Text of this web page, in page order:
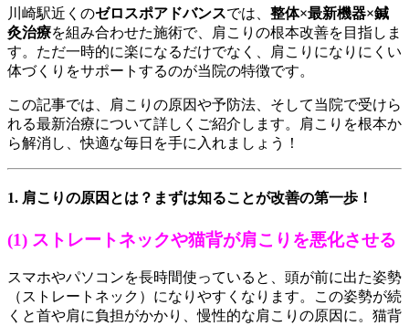
川崎駅近くのゼロスポアドバンスでは、 整体×最新機器×鍼
灸治療を組み合わせた施術で、肩こりの根本改善を目指しま
す。ただ一時的に楽になるだけでなく、肩こりになりにくい
体づくりをサポートするのが当院の特徴です。
この記事では、肩こりの原因や予防法、そして当院で受けら
れる最新治療について詳しくご紹介します。肩こりを根本か
ら解消し、快適な毎日を手に入れましょう！
1. 肩こりの原因とは？まずは知ることが改善の第一歩！
(1) ストレートネックや猫背が肩こりを悪化させる
スマホやパソコンを長時間使っていると、頭が前に出た姿勢
（ストレートネック）になりやすくなります。この姿勢が続
くと首や肩に負担がかかり、慢性的な肩こりの原因に。猫背